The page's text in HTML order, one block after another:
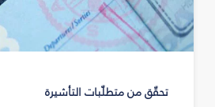
تحقّق من متطلّبات التأشيرة